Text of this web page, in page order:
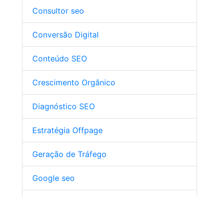
Consultor seo
Conversão Digital
Conteúdo SEO
Crescimento Orgânico
Diagnóstico SEO
Estratégia Offpage
Geração de Tráfego
Google seo